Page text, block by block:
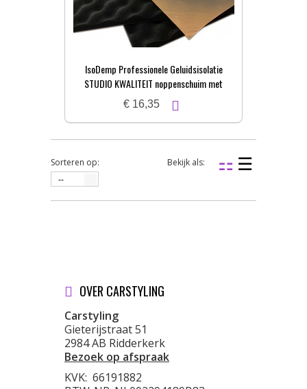
IsoDemp Professionele Geluidsisolatie
STUDIO KWALITEIT noppenschuim met
zelfkl. laag | 3x50x100cm
€ 16,35
Sorteren op:
--
Bekijk als:
OVER CARSTYLING
Carstyling
Gieterijstraat 51
2984 AB Ridderkerk
Bezoek op afspraak
KVK: 66191882